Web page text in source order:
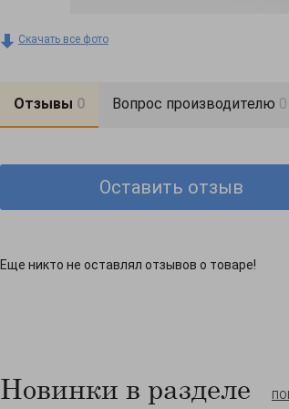
Скачать все фото
Отзывы 0 Вопрос производителю 0
Оставить отзыв
Еще никто не оставлял отзывов о товаре!
Новинки в разделе